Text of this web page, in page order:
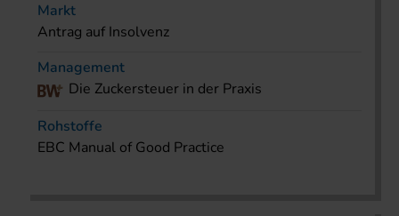
Markt
Antrag auf Insolvenz
Management
Die Zuckersteuer in der Praxis
Rohstoffe
EBC Manual of Good Practice